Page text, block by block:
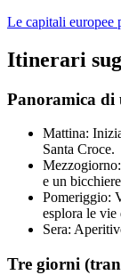
Le capitali europee
Itinerari
Panoramica di
Mattina:
Santa Croce.
e un
Pomeriggio:
esplora le
Sera:
Tre giorni